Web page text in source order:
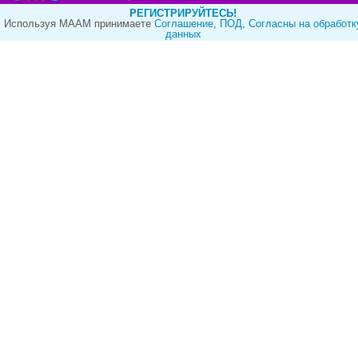
РЕГИСТРИРУЙТЕСЬ!
Используя МААМ принимаете Cоглашение, ПОД, Согласны на
данных